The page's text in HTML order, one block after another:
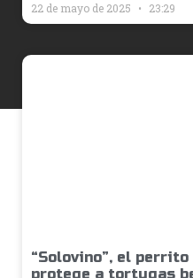
22 de mayo de 2025 23:29
“Solovino”, el
protege a tortugas